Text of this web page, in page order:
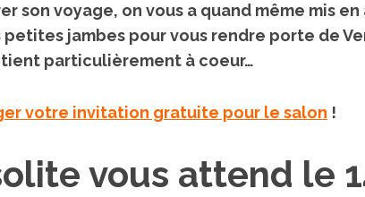
son voyage, on vous a quand même mis
petites jambes pour vous rendre porte de
tient particulièrement à coeur…
votre invitation gratuite pour le salon !
vous attend le